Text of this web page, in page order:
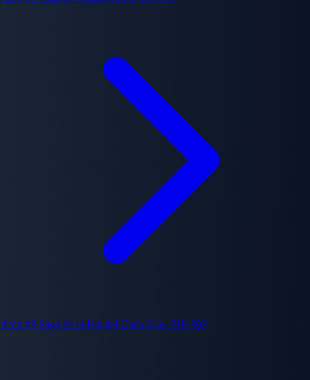
Arco #3 Saga de la Isla del Cielo Cap. 218-302